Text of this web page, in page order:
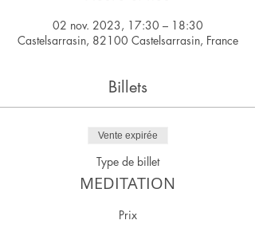
02 nov. 2023, 17:30 – 18:30
Castelsarrasin, 82100 Castelsarrasin, France
Billets
Vente expirée
Type de billet
MEDITATION
Prix